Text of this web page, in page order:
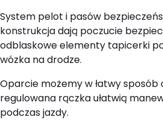
System pelot i pasów
konstrukcja dają poczucie
odblaskowe elementy tapicerki
wózka na drodze.
Oparcie możemy w łatwy sposób
regulowana rączka ułatwią
podczas jazdy.